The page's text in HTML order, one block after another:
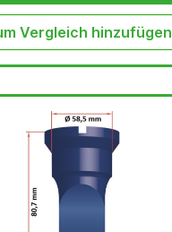
Vergleich hinzufügen